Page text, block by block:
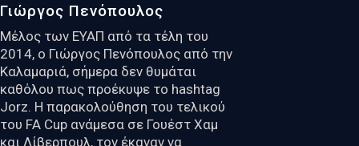
Γιώργος Πενόπουλος
Μέλος των ΕΥΑΠ από τα τέλη του
2014, ο Γιώργος Πενόπουλος από την
Καλαμαριά, σήμερα δεν θυμάται
καθόλου πως προέκυψε το hashtag
Jorz. Η παρακολούθηση του τελικού
του FA Cup ανάμεσα σε Γουέστ Χαμ
και Λίβερπουλ, τον έκαναν να